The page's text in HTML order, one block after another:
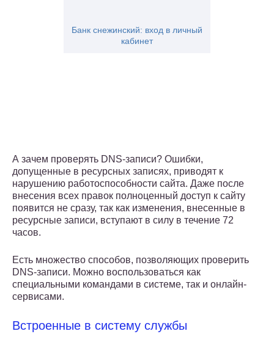
Банк снежинский: вход в личный
кабинет
А зачем проверять DNS-записи? Ошибки,
допущенные в ресурсных записях, приводят к
нарушению работоспособности сайта. Даже после
внесения всех правок полноценный доступ к сайту
появится не сразу, так как изменения, внесенные в
ресурсные записи, вступают в силу в течение 72
часов.
Есть множество способов, позволяющих проверить
DNS-записи. Можно воспользоваться как
специальными командами в системе, так и онлайн-
сервисами.
Встроенные в систему службы